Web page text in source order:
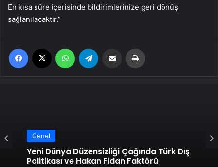
En kısa süre içerisinde bildirimlerinize geri dönüş
sağlanılacaktır.”
Facebook WhatsApp Email'den paylaş
Genel
Yeni Dünya Düzensizliği Çağında Türk Dış
Politikası ve Hakan Fidan Faktörü